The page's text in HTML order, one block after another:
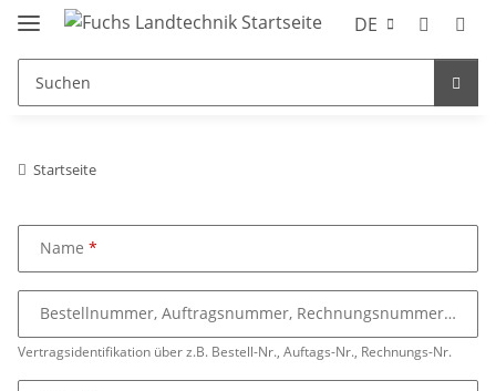
DE
Startseite
Name
Vertragsidentifikation über z.B. Bestell-Nr., Auftags-Nr., Rechnungs-Nr.
Bestellnummer, Auftragsnummer, Rechnungsnummer